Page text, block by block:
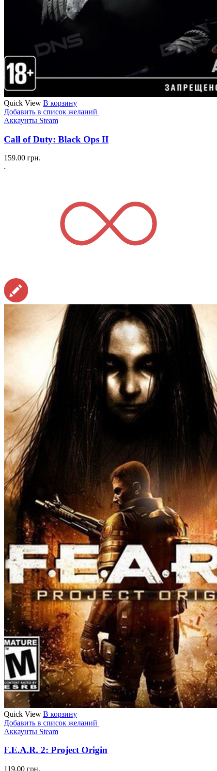
Quick View В корзину
Добавить в список желаний
Аккаунты Steam
Call of Duty: Black Ops II
159.00 грн.
.
Quick View В корзину
Добавить в список желаний
Аккаунты Steam
F.E.A.R. 2: Project Origin
119.00 грн.